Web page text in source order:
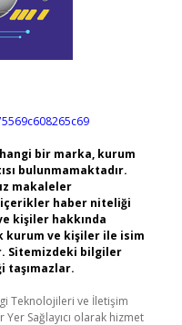
bir marka, kurum
bulunmamaktadır.
makaleler
içerikler haber niteliği
kişiler hakkında
kurum ve kişiler ile isim
Sitemizdeki bilgiler
taşımazlar.
Teknolojileri ve İletişim
Sağlayıcı olarak hizmet